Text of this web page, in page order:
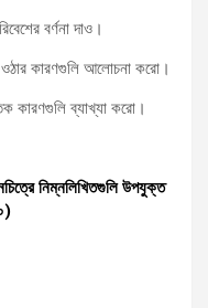
বর্ণনা দাও।
কারণগুলি আলোচনা করো।
কারণগুলি ব্যাখ্যা করো।
নিম্নলিখিতগুলি উপযুক্ত